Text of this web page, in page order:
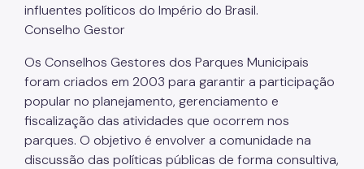
influentes políticos do Império do Brasil.
Conselho Gestor
Os Conselhos Gestores dos Parques Municipais
foram criados em 2003 para garantir a participação
popular no planejamento, gerenciamento e
fiscalização das atividades que ocorrem nos
parques. O objetivo é envolver a comunidade na
discussão das políticas públicas de forma consultiva,